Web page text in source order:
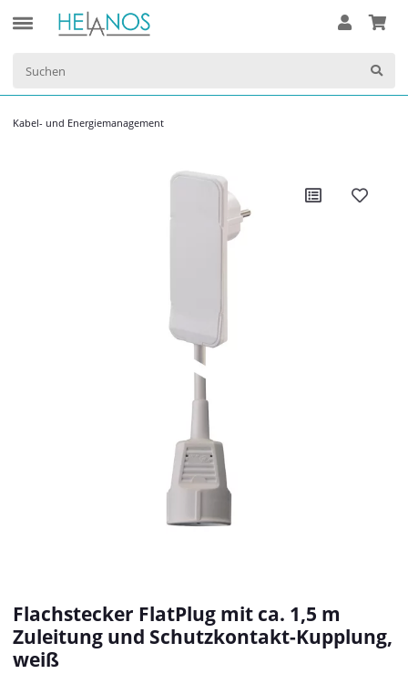
Kabel- und Energiemanagement
Flachstecker FlatPlug mit ca. 1,5 m
Zuleitung und Schutzkontakt-Kupplung,
weiß